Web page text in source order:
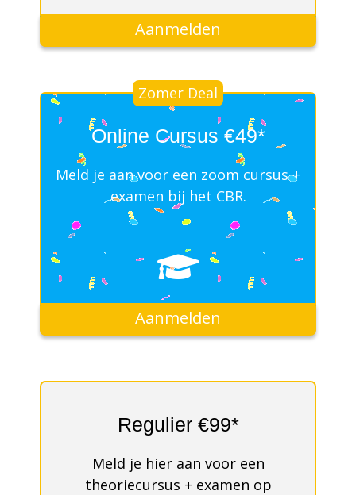
Aanmelden
Zomer Deal
Online Cursus €49*
Meld je aan voor een zoom cursus +
examen bij het CBR.
Aanmelden
Regulier €99*
Meld je hier aan voor een
theoriecursus + examen op